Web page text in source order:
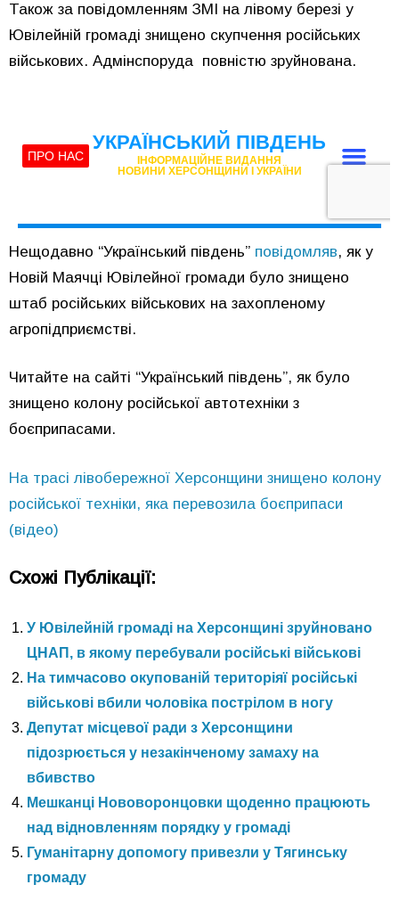
Також за повідомленням ЗМІ на лівому березі у
Ювілейній громаді знищено скупчення російських
військових. Адмінспоруда повністю зруйнована.
Нещодавно “Український південь” повідомляв, як у
Новій Маячці Ювілейної громади було знищено
штаб російських військових на захопленому
агропідприємстві.
Читайте на сайті “Український південь”, як було
знищено колону російської автотехніки з
боєприпасами.
На трасі лівобережної Херсонщини знищено колону
російської техніки, яка перевозила боєприпаси
(відео)
Схожі Публікації:
У Ювілейній громаді на Херсонщині зруйновано
ЦНАП, в якому перебували російські військові
На тимчасово окупованій територіяї російські
військові вбили чоловіка пострілом в ногу
Депутат місцевої ради з Херсонщини
підозрюється у незакінченому замаху на
вбивство
Мешканці Нововоронцовки щоденно працюють
над відновленням порядку у громаді
Гуманітарну допомогу привезли у Тягинську
громаду